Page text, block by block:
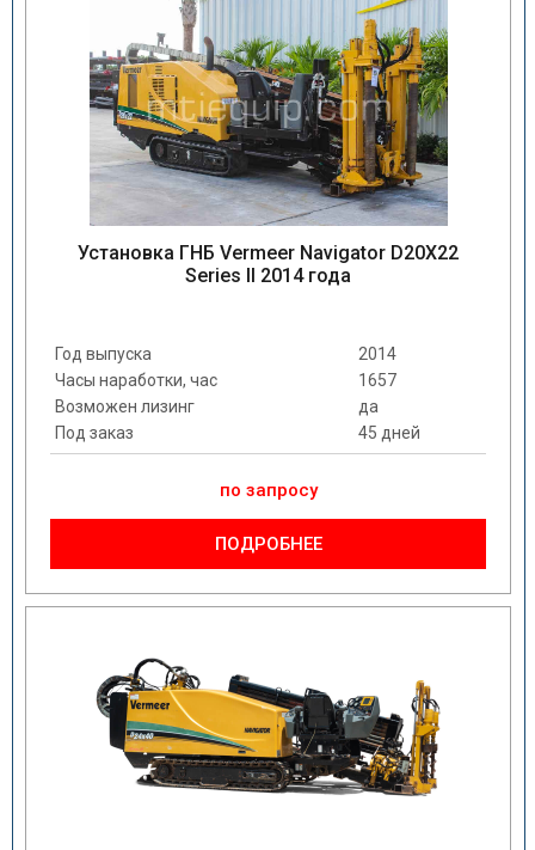
Установка ГНБ Vermeer Navigator D20X22
Series II 2014 года
Год выпуска
2014
Часы наработки, час
1657
Возможен лизинг
да
Под заказ
45 дней
по запросу
ПОДРОБНЕЕ